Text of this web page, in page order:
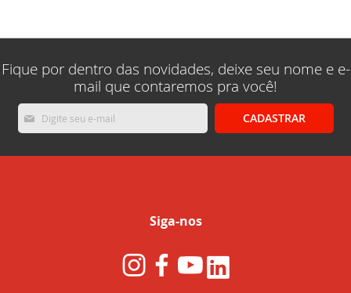
Fique por dentro das novidades, deixe seu nome e e-
mail que contaremos pra você!
Inscreva-
se
nossa
CADASTRAR
Siga-nos